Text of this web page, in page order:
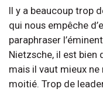
Il y a beaucoup trop
qui nous empêche
paraphraser
Nietzsche, il est bien
mais il vaut mieux
moitié. Trop de